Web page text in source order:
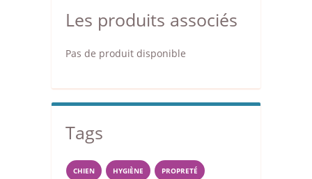
Les produits associés
Pas de produit disponible
Tags
CHIEN HYGIÈNE PROPRETÉ